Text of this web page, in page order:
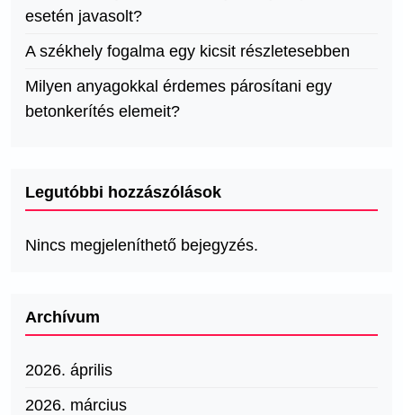
esetén javasolt?
A székhely fogalma egy kicsit részletesebben
Milyen anyagokkal érdemes párosítani egy
betonkerítés elemeit?
Legutóbbi hozzászólások
Nincs megjeleníthető bejegyzés.
Archívum
2026. április
2026. március